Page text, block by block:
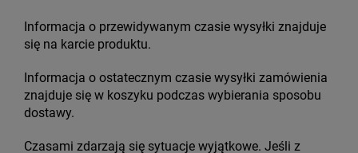
Informacja o przewidywanym czasie wysyłki znajduje
się na karcie produktu.
Informacja o ostatecznym czasie wysyłki zamówienia
znajduje się w koszyku podczas wybierania sposobu
dostawy.
Czasami zdarzają się sytuacje wyjątkowe. Jeśli z